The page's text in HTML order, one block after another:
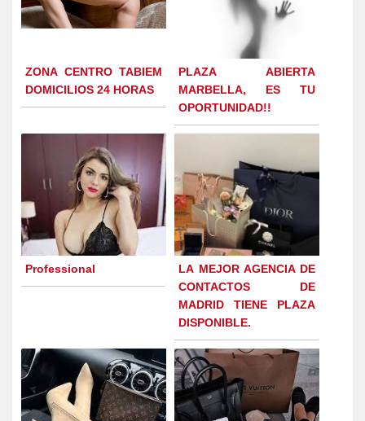
ZONA CENTRO TABIEM
DOMICILIOS 24 HORAS
PLAZA ABIERTA
MARBELLA, ES TU
OPORTUNIDAD!!
Professional
LA MEJOR AGENCIA DE
CONTACTOS DE
MADRID TIENE PLAZA
DISPONIBLE.